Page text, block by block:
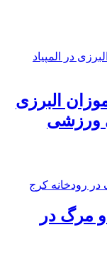
البرزی
ورزشی
مرگ در